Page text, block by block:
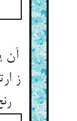
آن
ز